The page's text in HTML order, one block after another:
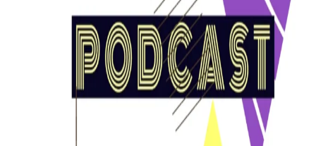
Contacto
Artículos
Cursos
Cursos Actuales
Cursos Realizados